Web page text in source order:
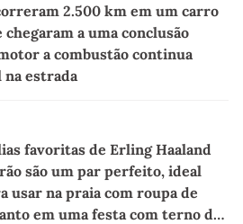
2.500 km em um carro
a uma conclusão
a combustão continua
estrada
favoritas de Erling Haaland
são um par perfeito, ideal
usar na praia com roupa de
em uma festa com terno de